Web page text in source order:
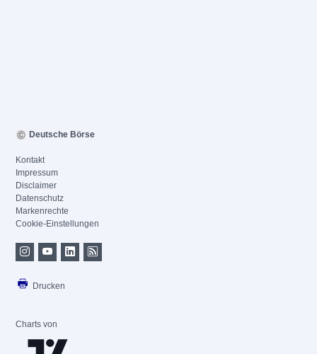
Deutsche Börse
Kontakt
Impressum
Disclaimer
Datenschutz
Markenrechte
Cookie-Einstellungen
Drucken
Charts von